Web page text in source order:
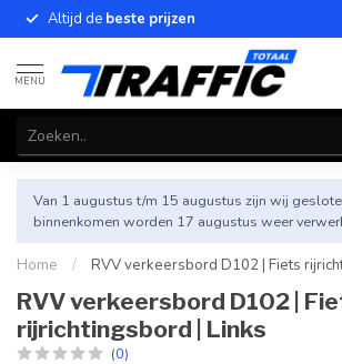
Altijd de beste prijzen
MENU
Van 1 augustus t/m 15 augustus zijn wij
binnenkomen worden 17 augustus weer
Home / RVV verkeersbord D102 | Fiets
RVV verkeersbord D102 |
rijrichtingsbord | Links
(0)